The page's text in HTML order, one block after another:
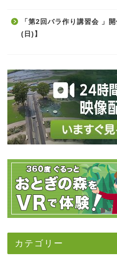
「第2回バラ作り講習会 」
(日)】
カテゴリー